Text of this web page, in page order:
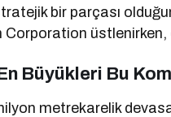
bir parçası
üstlenirken,
Büyükleri Bu
metrekarelik